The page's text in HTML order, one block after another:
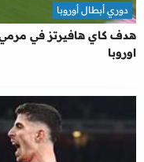
هدف كاي هافيرتز في
اوروبا
دوري أبطال أوروبا